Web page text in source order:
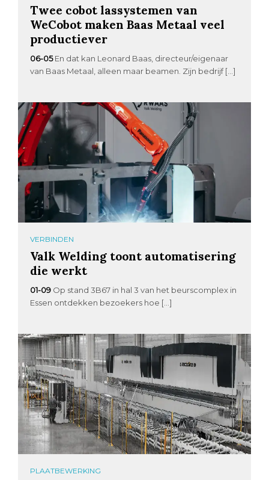
Twee cobot lassystemen van
WeCobot maken Baas Metaal veel
productiever
06-05 En dat kan Leonard Baas, directeur/eigenaar
van Baas Metaal, alleen maar beamen. Zijn bedrijf […]
VERBINDEN
Valk Welding toont automatisering
die werkt
01-09 Op stand 3B67 in hal 3 van het beurscomplex in
Essen ontdekken bezoekers hoe […]
PLAATBEWERKING